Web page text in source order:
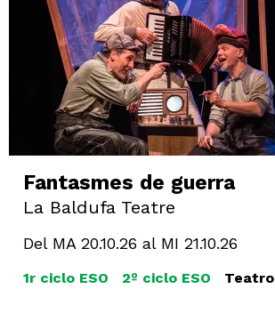
Fantasmes de guerra
La Baldufa Teatre
Del MA 20.10.26 al MI 21.10.26
1r ciclo ESO 2º ciclo ESO Teatro